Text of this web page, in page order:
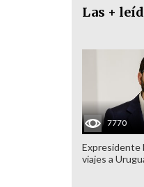
Las +
7770
Expresidente
viajes a